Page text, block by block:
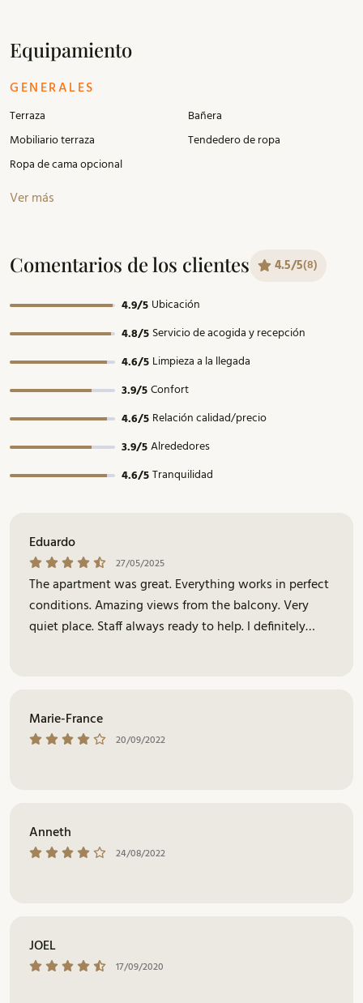
Equipamiento
GENERALES
Terraza
Mobiliario terraza
Ropa de cama opcional
Bañera
Tendedero de ropa
Ver más
Comentarios de los clientes 4.5/5(8)
4.9/5 Ubicación
4.8/5 Servicio de acogida y recepción
4.6/5 Limpieza a la llegada
3.9/5Confort
4.6/5 Relación calidad/precio
3.9/5Alrededores
4.6/5Tranquilidad
Eduardo
27/05/2025
The apartment was great. Everything works in perfect
conditions. Amazing views from the balcony. Very
quiet place. Staff always ready to help. I definitely
Marie-France
20/09/2022
Anneth
24/08/2022
JOEL
17/09/2020